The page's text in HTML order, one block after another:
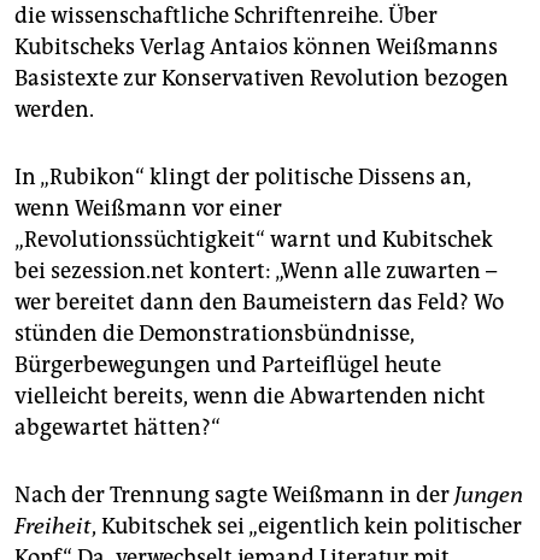
die wissenschaftliche Schriftenreihe. Über
Kubitscheks Verlag Antaios können Weißmanns
Basistexte zur Konservativen Revolution bezogen
werden.
In „Rubikon“ klingt der politische Dissens an,
wenn Weißmann vor einer
„Revolutionssüchtigkeit“ warnt und Kubi­tschek
bei sezession.net kontert: „Wenn alle zuwarten –
wer bereitet dann den Baumeistern das Feld? Wo
stünden die Demon­strationsbündnisse,
Bürgerbewegungen und Parteiflügel heute
vielleicht bereits, wenn die Abwartenden nicht
abgewartet hätten?“
Nach der Trennung sagte Weißmann in der Jungen
Freiheit, Kubitschek sei „eigentlich kein politischer